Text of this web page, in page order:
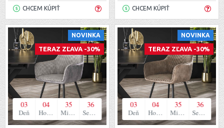
CHCEM KÚPIŤ CHCEM KÚPIŤ
NOVINKA
TERAZ ZĽAVA -30%
03
Deň
04
Hodina
35
Minúta
35
Sekunda
NOVINKA
TERAZ ZĽAVA -30%
03
Deň
04
Hodina
35
Minúta
35
Sekunda